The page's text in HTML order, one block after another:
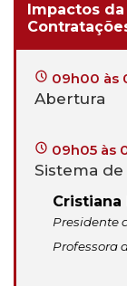
Impactos
09h00 às
Abertura
09h05 às
Sistema
Cristiana
Presidente
Professora